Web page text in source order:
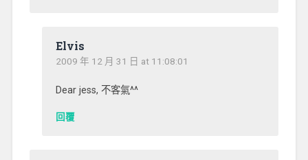
Elvis
2009 年 12 月 31 日 at 11:08:01
Dear jess, 不客氣^^
回覆